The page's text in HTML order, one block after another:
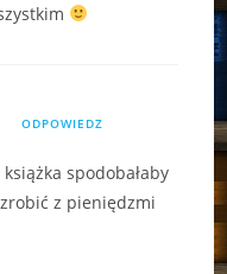
ODPOWIEDZ
spodobałaby
z pieniędzmi